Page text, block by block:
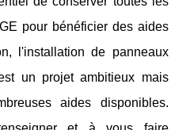
pour bénéficier des aides
l'installation de panneaux
un projet ambitieux mais
aides disponibles.